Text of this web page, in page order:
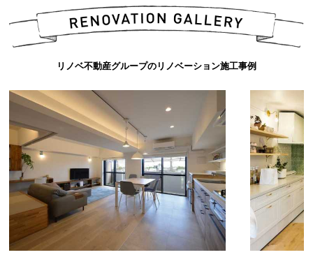
リノベ不動産グループのリノベーション施工事例